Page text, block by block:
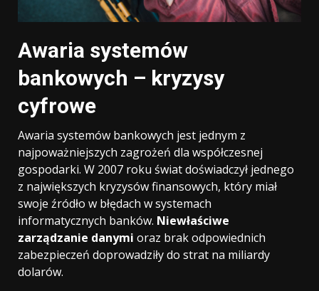
Awaria systemów
bankowych – kryzysy
cyfrowe
Awaria systemów bankowych jest jednym z
najpoważniejszych zagrożeń dla współczesnej
gospodarki. W 2007 roku świat doświadczył jednego
z największych kryzysów finansowych, który miał
swoje źródło w błędach w systemach
informatycznych banków. Niewłaściwe
zarządzanie danymi oraz brak odpowiednich
zabezpieczeń doprowadziły do strat na miliardy
dolarów.